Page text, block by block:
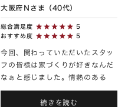
大阪府Ｎさま（40代）
総合満足度
5
おすすめ度
5
今回、関わっていただいたスタッ
フの皆様は家づくりが好きなんだ
なぁと感じました。情熱のある
方々と家づくりができて良かった
です。こちらも愛情を持って暮ら
続きを読む